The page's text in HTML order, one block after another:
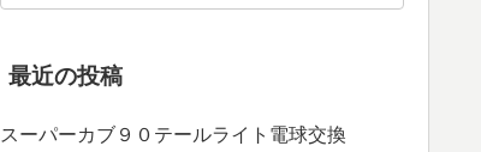
最近の投稿
スーパーカブ９０テールライト電球交換